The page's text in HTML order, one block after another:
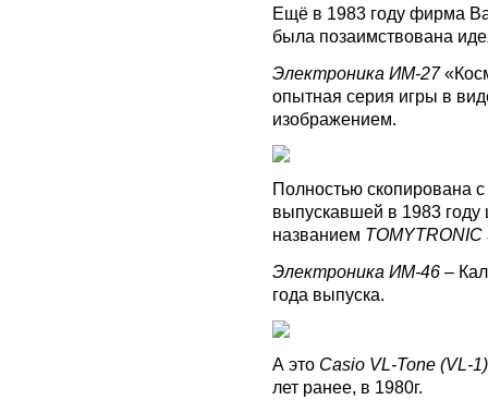
Ещё в 1983 году фирма
была позаимствована
Электроника ИМ-27
опытная серия игры в
изображением.
Полностью скопирована с
выпускавшей в 1983
названием TOMYTRONIC
Электроника ИМ-46 –
года выпуска.
А это Casio VL-Tone (VL-1)
лет ранее, в 1980г.